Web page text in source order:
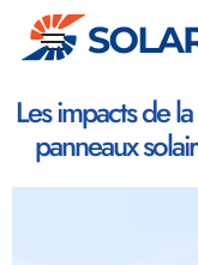
et
maintenance
Les impacts de
panneaux